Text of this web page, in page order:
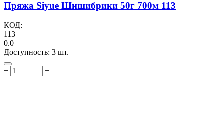
Пряжа Siyue Шишибрики 50г 700м 113
КОД:
113
0.0
Доступность: 3 шт.
+ −